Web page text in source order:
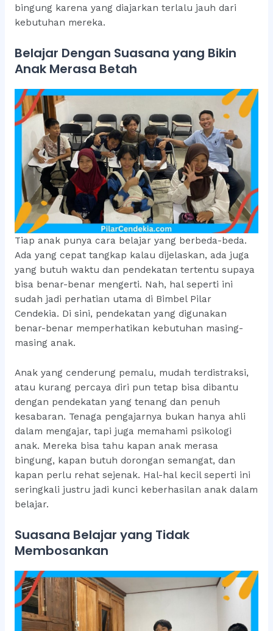
bingung karena yang diajarkan terlalu jauh dari
kebutuhan mereka.
Belajar Dengan Suasana yang Bikin
Anak Merasa Betah
Tiap anak punya cara belajar yang berbeda-beda.
Ada yang cepat tangkap kalau dijelaskan, ada juga
yang butuh waktu dan pendekatan tertentu supaya
bisa benar-benar mengerti. Nah, hal seperti ini
sudah jadi perhatian utama di Bimbel Pilar
Cendekia. Di sini, pendekatan yang digunakan
benar-benar memperhatikan kebutuhan masing-
masing anak.
Anak yang cenderung pemalu, mudah terdistraksi,
atau kurang percaya diri pun tetap bisa dibantu
dengan pendekatan yang tenang dan penuh
kesabaran. Tenaga pengajarnya bukan hanya ahli
dalam mengajar, tapi juga memahami psikologi
anak. Mereka bisa tahu kapan anak merasa
bingung, kapan butuh dorongan semangat, dan
kapan perlu rehat sejenak. Hal-hal kecil seperti ini
seringkali justru jadi kunci keberhasilan anak dalam
belajar.
Suasana Belajar yang Tidak
Membosankan